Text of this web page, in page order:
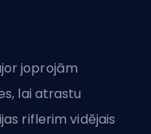
joprojām
lai atrastu
riflerim vidējais